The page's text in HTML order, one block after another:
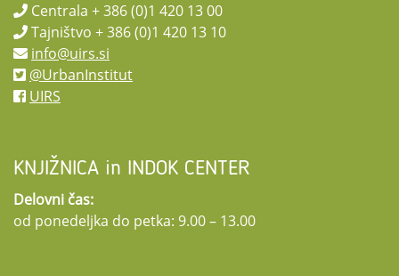
Centrala + 386 (0)1 420 13 00
Tajništvo + 386 (0)1 420 13 10
info@uirs.si
@UrbanInstitut
UIRS
KNJIŽNICA in INDOK CENTER
Delovni čas:
od ponedeljka do petka: 9.00 – 13.00